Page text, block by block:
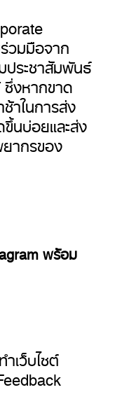
วมมือจาก
ระชาสัมพันธ์
งหากขาด
าในการส่ง
นบ่อยและส่ง
ยากรของ
พร้อม
เว็บไซต์